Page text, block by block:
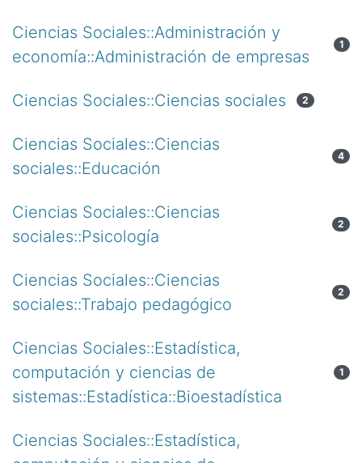
Ciencias Sociales::Administración y
economía::Administración de empresas
1
Ciencias Sociales::Ciencias sociales 2
Ciencias Sociales::Ciencias
sociales::Educación
4
Ciencias Sociales::Ciencias
sociales::Psicología
2
Ciencias Sociales::Ciencias
sociales::Trabajo pedagógico
2
Ciencias Sociales::Estadística,
computación y ciencias de
sistemas::Estadística::Bioestadística
1
Ciencias Sociales::Estadística,